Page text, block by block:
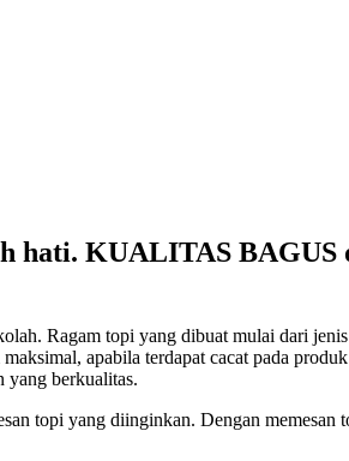
hati. KUALITAS
Ragam topi yang dibuat mulai dari
apabila terdapat cacat pada
yang berkualitas.
topi yang diinginkan. Dengan memesan